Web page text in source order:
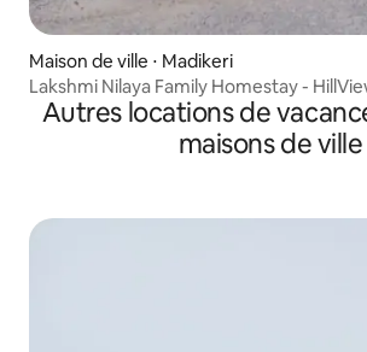
Maison de ville ⋅ Madikeri
Lakshmi Nilaya Family Homestay -
Autres locations de
maisons de ville